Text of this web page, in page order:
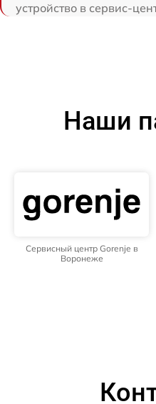
устройство в сервис-
Наши
Сервисный центр Gorenje в
Воронеже